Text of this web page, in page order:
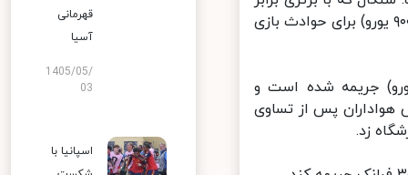
مصر به جام جهانی راه یافت باید ۱۷۵ هزار فرانک سوییس(حدود ۱۷۰ هزار و ۹۰۰ یورو) برای حوادث بازی
فوتبال نیجریه ۱۵۰۰۰۰ فرانک سوییس (حدود ۱۴۶۵۰۰ یورو) جریمه شده است و
پس از تساوی
زد.
قهرمانی
آسیا
1405/05/
03
اسپانیا با